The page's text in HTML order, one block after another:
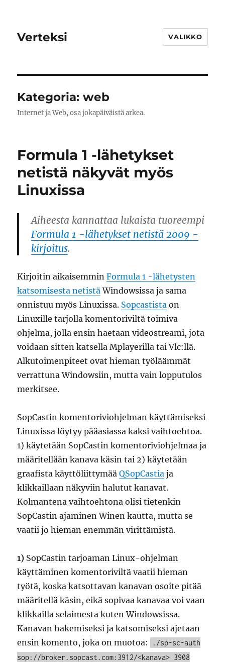
Verteksi VALIKKO
Kategoria:web
Internet ja Web, osa jokapäiväistä arkea.
Formula 1 -lähetykset
netistä näkyvät myös
Linuxissa
Aiheesta kannattaa lukaista tuoreempi
Formula 1 -lähetykset netistä 2009 -
kirjoitus.
Kirjoitin aikaisemminFormula 1 -lähetysten
katsomisesta netistäWindowsissa ja sama
onnistuu myös Linuxissa. Sopcastista on
Linuxille tarjolla komentoriviltä toimiva
ohjelma, jolla ensin haetaan videostreami, jota
voidaan sitten katsella Mplayerilla tai Vlc:llä.
Alkutoimenpiteet ovat hieman työläämmät
verrattuna Windowsiin, mutta vain lopputulos
merkitsee.
SopCastin komentoriviohjelman käyttämiseksi
Linuxissa löytyy pääasiassa kaksi vaihtoehtoa.
1) käytetään SopCastin komentoriviohjelmaa ja
määritellään kanava käsin tai 2) käytetään
graafista käyttöliittymääQSopCastia ja
klikkaillaan näkyviin halutut kanavat.
Kolmantena vaihtoehtona olisi tietenkin
SopCastin ajaminen Winen kautta, mutta se
vaatii jo hieman enemmän virittämistä.
1) SopCastin tarjoaman Linux-ohjelman
käyttäminen komentoriviltä vaatii hieman
työtä, koska katsottavan kanavan osoite pitää
määritellä käsin, eikä sopivaa kanavaa voi vaan
klikkailla selaimesta kuten Windowsissa.
Kanavan hakemiseksi ja katsomiseksi ajetaan
ensin komento, joka on muotoa:
./sp-sc-auth
sop://broker.sopcast.com:3912/<kanava> 3908